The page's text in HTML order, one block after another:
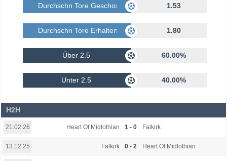
Durchschn Tore Geschossen 1.53
Durchschn Tore Erhalten 1.80
Über 2.5 60.00%
Unter 2.5 40.00%
H2H
21.02.26 Heart Of Midlothian 1 - 0 Falkirk
13.12.25 Falkirk 0 - 2 Heart Of Midlothian